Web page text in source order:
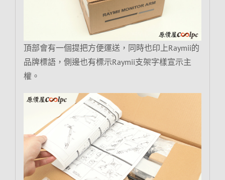
頂部會有一個提把方便運送，同時也印上Raymii的
品牌標語，側邊也有標示Raymii支架字樣宣示主
權。